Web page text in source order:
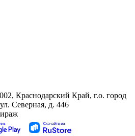
Краснодарский Край, г.о. город
Северная, д. 446